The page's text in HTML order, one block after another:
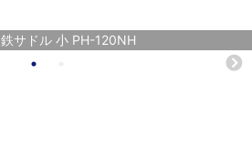
サドル 小 PH-120NH